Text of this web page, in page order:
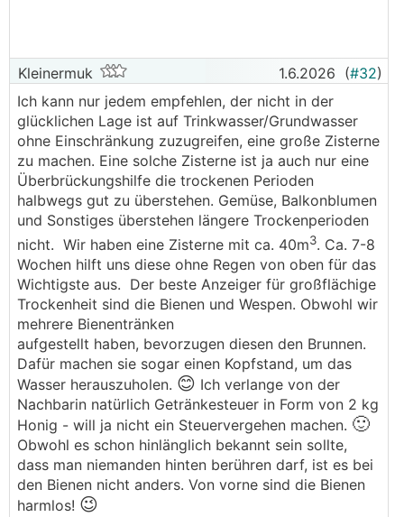
Kleinermuk 1.6.2026 (#32)
Ich kann nur jedem empfehlen, der nicht in der
glücklichen Lage ist auf Trinkwasser/Grundwasser
ohne Einschränkung zuzugreifen, eine große Zisterne
zu machen. Eine solche Zisterne ist ja auch nur eine
Überbrückungshilfe die trockenen Perioden
halbwegs gut zu überstehen. Gemüse, Balkonblumen
und Sonstiges überstehen längere Trockenperioden
nicht. Wir haben eine Zisterne mit ca. 40m3. Ca. 7-8
Wochen hilft uns diese ohne Regen von oben für das
Wichtigste aus. Der beste Anzeiger für großflächige
Trockenheit sind die Bienen und Wespen. Obwohl wir
mehrere Bienentränken
aufgestellt haben, bevorzugen diesen den Brunnen.
Dafür machen sie sogar einen Kopfstand, um das
Wasser herauszuholen. 😊 Ich verlange von der
Nachbarin natürlich Getränkesteuer in Form von 2 kg
Honig - will ja nicht ein Steuervergehen machen. 🙂
Obwohl es schon hinlänglich bekannt sein sollte,
dass man niemanden hinten berühren darf, ist es bei
den Bienen nicht anders. Von vorne sind die Bienen
harmlos! 😉